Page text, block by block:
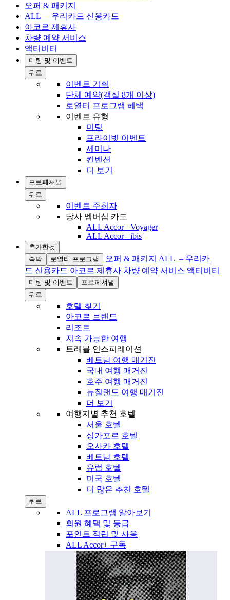
오퍼 & 패키지
ALL – 우리카드 신용카드
아코르 제휴사
차량 예약 서비스
액티비티
미팅 및 이벤트
뒤로
이벤트 기획
단체 예약(객실 8개 이상)
로열티 프로그램 혜택
이벤트 유형
미팅
프라이빗 이벤트
세미나
컨벤션
더 보기
프로페셔널
뒤로
이벤트 주최자
당사 멤버십 카드
ALL Accor+ Voyager
ALL Accor+ ibis
추가한것
숙박
로열티 프로그램 오퍼 & 패키지
ALL – 우리카
드 신용카드 아코르 제휴사 차량 예약 서비스 액티비티
미팅 및 이벤트
프로페셔널
뒤로
호텔 찾기
아코르 브랜드
리조트
지속 가능한 여행
트래블 인스피레이션
베트남 여행 매거진
국내 여행 매거진
호주 여행 매거진
뉴질랜드 여행 매거진
더 보기
여행지별 추천 호텔
서울 호텔
싱가포르 호텔
오사카 호텔
베트남 호텔
유럽 호텔
미국 호텔
더 많은 추천 호텔
뒤로
ALL 프로그램 알아보기
회원 혜택 및 등급
포인트 적립 및 사용
ALL Accor+ 구독